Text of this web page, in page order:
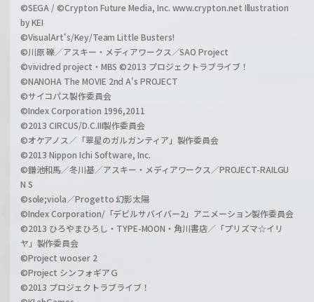
©SEGA / ©Crypton Future Media, Inc. www.crypton.net Illustration
by KEI
©VisualArt's/Key/Team Little Busters!
©川原 礫／アスキー・メディアワークス／SAO Project
©vividred project・MBS ©2013 プロジェクトラブライブ！
©NANOHA The MOVIE 2nd A's PROJECT
©サイコパス製作委員会
©Index Corporation 1996,2011
©2013 CIRCUS/D.C.III製作委員会
©オケアノス／「翠星のガルガンティア」製作委員会
©2013 Nippon Ichi Software, Inc.
©鎌池和馬／冬川基／アスキー・メディアワークス／PROJECT-RAILGU
N S
©sole;viola／Progetto 幻影太陽
©Index Corporation/「デビルサバイバー2」アニメーション製作委員会
©2013 ひろやまひろし・TYPE-MOON・角川書店／「プリズマ☆イリ
ヤ」製作委員会
©Project wooser 2
©Project シンフォギアＧ
©2013 プロジェクトラブライブ！